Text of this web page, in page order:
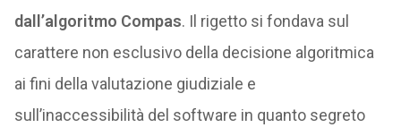
dall’algoritmo Compas. Il rigetto si fondava sul
carattere non esclusivo della decisione algoritmica
ai fini della valutazione giudiziale e
sull’inaccessibilità del software in quanto segreto